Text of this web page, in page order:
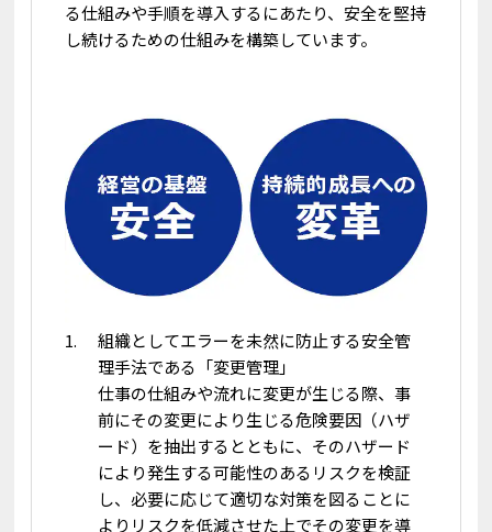
る仕組みや手順を導入するにあたり、安全を堅持
し続けるための仕組みを構築しています。
組織としてエラーを未然に防止する安全管
理手法である「変更管理」
仕事の仕組みや流れに変更が生じる際、事
前にその変更により生じる危険要因（ハザ
ード）を抽出するとともに、そのハザード
により発生する可能性のあるリスクを検証
し、必要に応じて適切な対策を図ることに
よりリスクを低減させた上でその変更を導